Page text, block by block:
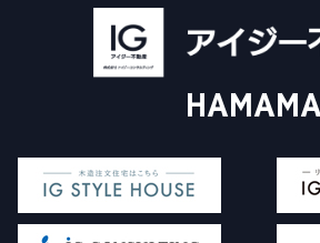
■免許番号
建設業許可 国土交通大臣許可（般-
宅地建物取引業 国土交通大臣（
アイジー不動産について
家探し+家づくり
施工事例